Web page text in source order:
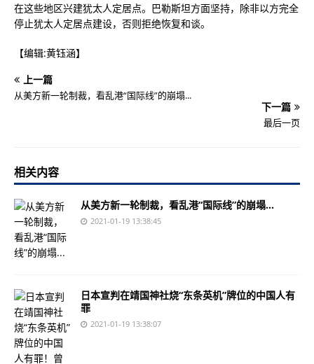
在这些地区兴建犹太人定居点。巴勒斯坦方面坚持，除非以方完全
停止犹太人定居点建设，否则拒绝恢复和谈。
【编辑:黄钰涵】
上一篇
从美方新一轮制裁，看乱港“国际线”的崩塌...
下一篇
最后一页
相关内容
从美方新一轮制裁，看乱港“国际线”的崩塌...
2021-01-19 13:38:45
日本宣判在靖国神社烧“东条英机”牌位的中国人有
罪
2021-01-19 13:38:07